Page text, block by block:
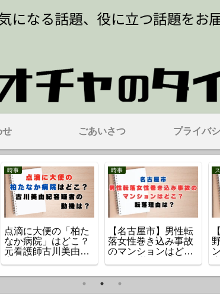
せ ごあいさつ プライバ
時事
点滴に大便の「柏た
なか病院」はどこ？
元看護師古川美由紀
時事
【名古屋市】男性転
落女性巻き込み事故
のマンションはど